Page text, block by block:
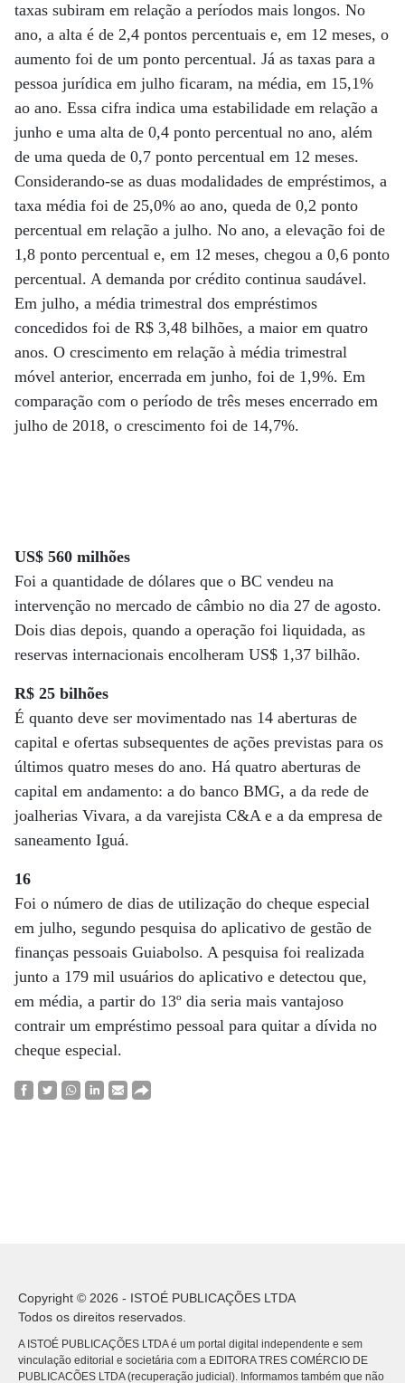
taxas subiram em relação a períodos mais longos. No
ano, a alta é de 2,4 pontos percentuais e, em 12 meses, o
aumento foi de um ponto percentual. Já as taxas para a
pessoa jurídica em julho ficaram, na média, em 15,1%
ao ano. Essa cifra indica uma estabilidade em relação a
junho e uma alta de 0,4 ponto percentual no ano, além
de uma queda de 0,7 ponto percentual em 12 meses.
Considerando-se as duas modalidades de empréstimos, a
taxa média foi de 25,0% ao ano, queda de 0,2 ponto
percentual em relação a julho. No ano, a elevação foi de
1,8 ponto percentual e, em 12 meses, chegou a 0,6 ponto
percentual. A demanda por crédito continua saudável.
Em julho, a média trimestral dos empréstimos
concedidos foi de R$ 3,48 bilhões, a maior em quatro
anos. O crescimento em relação à média trimestral
móvel anterior, encerrada em junho, foi de 1,9%. Em
comparação com o período de três meses encerrado em
julho de 2018, o crescimento foi de 14,7%.
US$ 560 milhões
Foi a quantidade de dólares que o BC vendeu na
intervenção no mercado de câmbio no dia 27 de agosto.
Dois dias depois, quando a operação foi liquidada, as
reservas internacionais encolheram US$ 1,37 bilhão.
R$ 25 bilhões
É quanto deve ser movimentado nas 14 aberturas de
capital e ofertas subsequentes de ações previstas para os
últimos quatro meses do ano. Há quatro aberturas de
capital em andamento: a do banco BMG, a da rede de
joalherias Vivara, a da varejista C&A e a da empresa de
saneamento Iguá.
16
Foi o número de dias de utilização do cheque especial
em julho, segundo pesquisa do aplicativo de gestão de
finanças pessoais Guiabolso. A pesquisa foi realizada
junto a 179 mil usuários do aplicativo e detectou que,
em média, a partir do 13º dia seria mais vantajoso
contrair um empréstimo pessoal para quitar a dívida no
cheque especial.
Copyright © 2026 - ISTOÉ PUBLICAÇÕES LTDA
Todos os direitos reservados.
A ISTOÉ PUBLICAÇÕES LTDA é um portal digital independente e sem
vinculação editorial e societária com a EDITORA TRES COMÉRCIO DE
PUBLICACÕES LTDA (recuperação judicial). Informamos também que não